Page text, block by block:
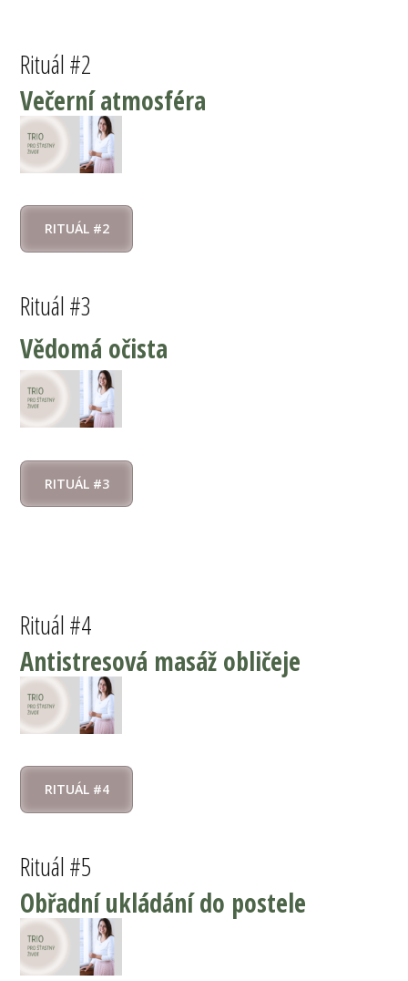
Rituál #2
Večerní atmosféra
RITUÁL #2
Rituál #3
Vědomá očista
RITUÁL #3
Rituál #4
Antistresová masáž obličeje
RITUÁL #4
Rituál #5
Obřadní ukládání do postele